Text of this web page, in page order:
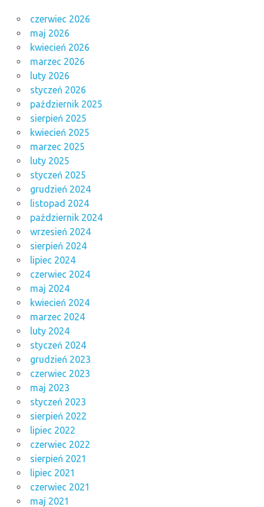
czerwiec 2026
maj 2026
kwiecień 2026
marzec 2026
luty 2026
styczeń 2026
październik 2025
sierpień 2025
kwiecień 2025
marzec 2025
luty 2025
styczeń 2025
grudzień 2024
listopad 2024
październik 2024
wrzesień 2024
sierpień 2024
lipiec 2024
czerwiec 2024
maj 2024
kwiecień 2024
marzec 2024
luty 2024
styczeń 2024
grudzień 2023
czerwiec 2023
maj 2023
styczeń 2023
sierpień 2022
lipiec 2022
czerwiec 2022
sierpień 2021
lipiec 2021
czerwiec 2021
maj 2021